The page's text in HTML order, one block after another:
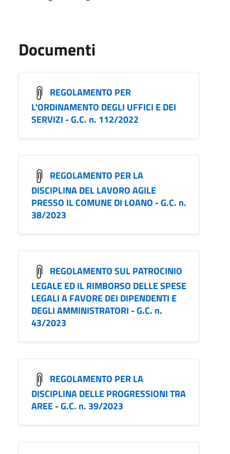
Documenti
REGOLAMENTO PER
L'ORDINAMENTO DEGLI UFFICI E DEI
SERVIZI - G.C. n. 112/2022
REGOLAMENTO PER LA
DISCIPLINA DEL LAVORO AGILE
PRESSO IL COMUNE DI LOANO - G.C. n.
38/2023
REGOLAMENTO SUL PATROCINIO
LEGALE ED IL RIMBORSO DELLE SPESE
LEGALI A FAVORE DEI DIPENDENTI E
DEGLI AMMINISTRATORI - G.C. n.
43/2023
REGOLAMENTO PER LA
DISCIPLINA DELLE PROGRESSIONI TRA
AREE - G.C. n. 39/2023